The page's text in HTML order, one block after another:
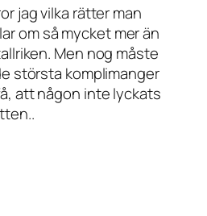
jag vilka rätter man
om så mycket mer än
Men nog måste
största komplimanger
att någon inte lyckats